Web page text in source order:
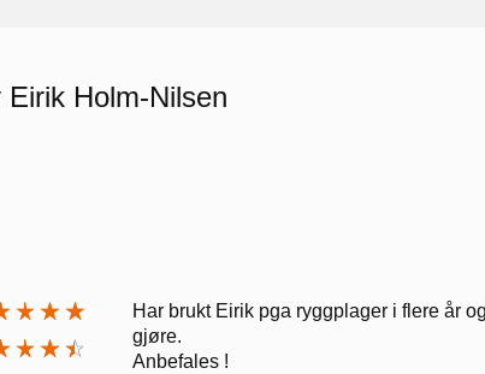
Holm-Nilsen
Har brukt Eirik pga ryggplager i flere år
gjøre.
Anbefales !